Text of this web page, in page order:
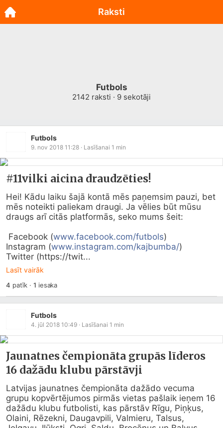
Futbols
2142 raksti · 9 sekotāji
Futbols
9. nov 2018 11:28 · Lasīšanai 1 min
#11vilki aicina draudzēties!
Hei! Kādu laiku šajā kontā mēs paņemsim pauzi, bet
mēs noteikti paliekam draugi. Ja vēlies būt mūsu
draugs arī citās platformās, seko mums šeit:
Facebook (www.facebook.com/futbols)
Instagram (www.instagram.com/kajbumba/)
Twitter (https://twit...
Lasīt vairāk
4 patīk ·1 iesaka
Futbols
4. jūl 2018 10:49 · Lasīšanai 1 min
Jaunatnes čempionāta grupās līderos
16 dažādu klubu pārstāvji
Latvijas jaunatnes čempionāta dažādo vecuma
grupu kopvērtējumos pirmās vietas pašlaik ieņem 16
dažādu klubu futbolisti, kas pārstāv Rīgu, Piņķus,
Olaini, Rēzekni, Daugavpili, Valmieru, Talsus,
Raksti